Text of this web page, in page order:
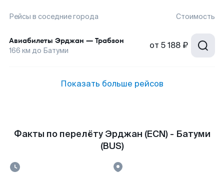
Рейсы в соседние города Стоимость
Авиабилеты Эрджан — Трабзон
166 км до Батуми от 5 188 ₽
Показать больше рейсов
Факты по перелёту Эрджан (ECN) - Батуми
(BUS)